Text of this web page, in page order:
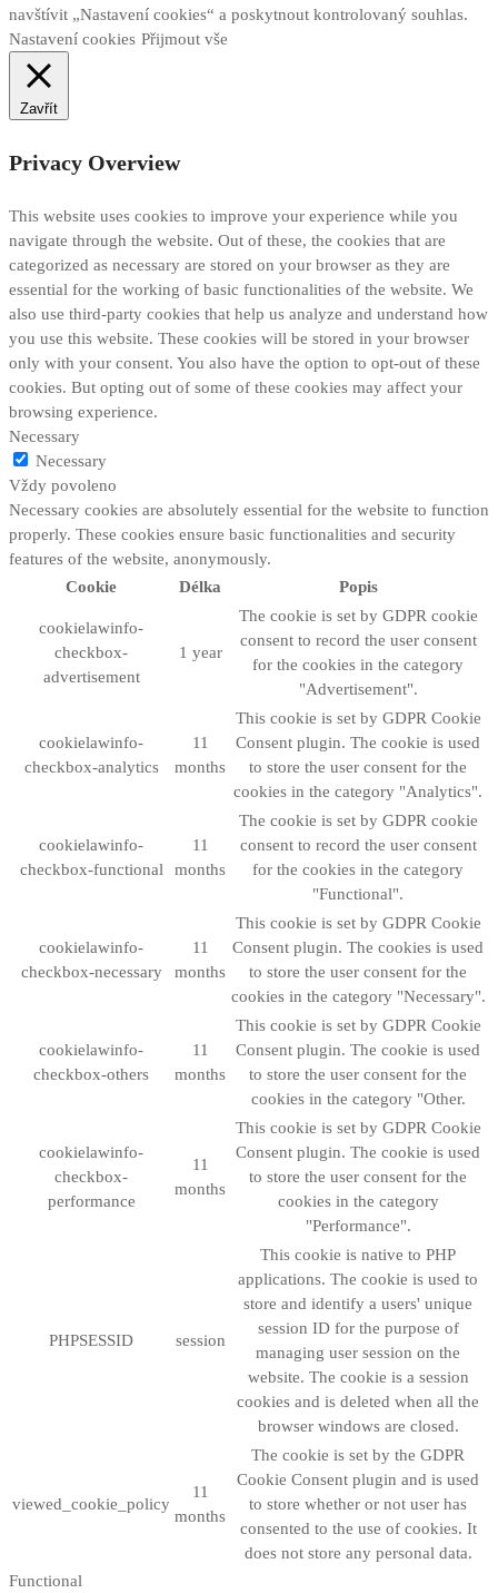
navštívit „Nastavení cookies“ a poskytnout kontrolovaný souhlas.
Nastavení cookies Přijmout vše
Zavřít
Privacy Overview
This website uses cookies to improve your experience while you
navigate through the website. Out of these, the cookies that are
categorized as necessary are stored on your browser as they are
essential for the working of basic functionalities of the website. We
also use third-party cookies that help us analyze and understand how
you use this website. These cookies will be stored in your browser
only with your consent. You also have the option to opt-out of these
cookies. But opting out of some of these cookies may affect your
browsing experience.
Necessary
Necessary
Vždy povoleno
Necessary cookies are absolutely essential for the website to function
properly. These cookies ensure basic functionalities and security
features of the website, anonymously.
Cookie
Délka Popis
cookielawinfo-
checkbox-
advertisement
1 year
The cookie is set by GDPR cookie
consent to record the user consent
for the cookies in the category
"Advertisement".
cookielawinfo-
checkbox-analytics
11
months
This cookie is set by GDPR Cookie
Consent plugin. The cookie is used
to store the user consent for the
cookies in the category "Analytics".
cookielawinfo-
checkbox-functional
11
months
The cookie is set by GDPR cookie
consent to record the user consent
for the cookies in the category
"Functional".
cookielawinfo-
checkbox-necessary
11
months
This cookie is set by GDPR Cookie
Consent plugin. The cookies is used
to store the user consent for the
cookies in the category "Necessary".
cookielawinfo-
checkbox-others
11
months
This cookie is set by GDPR Cookie
Consent plugin. The cookie is used
to store the user consent for the
cookies in the category "Other.
cookielawinfo-
checkbox-
performance
11
months
This cookie is set by GDPR Cookie
Consent plugin. The cookie is used
to store the user consent for the
cookies in the category
"Performance".
PHPSESSID session
This cookie is native to PHP
applications. The cookie is used to
store and identify a users' unique
session ID for the purpose of
managing user session on the
website. The cookie is a session
cookies and is deleted when all the
browser windows are closed.
viewed_cookie_policy
11
months
The cookie is set by the GDPR
Cookie Consent plugin and is used
to store whether or not user has
consented to the use of cookies. It
does not store any personal data.
Functional